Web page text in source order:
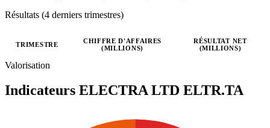
Résultats (4 derniers trimestres)
Valeurs trimestrielles en millions (ILA)
TRIMESTRE
CHIFFRE D'AFFAIRES
(MILLIONS)
RÉSULTAT NET
(MILLIONS)
Valorisation
Indicateurs ELECTRA LTD ELTR.TA